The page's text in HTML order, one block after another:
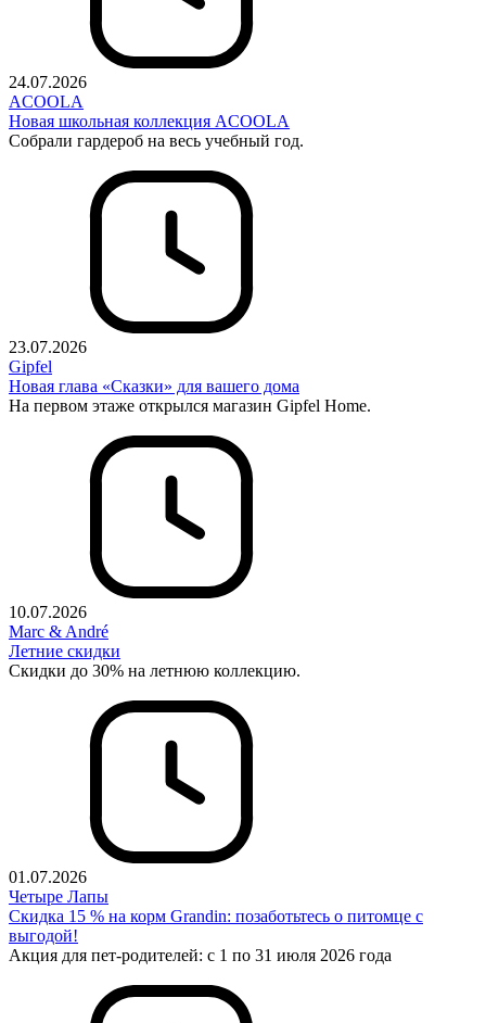
24.07.2026
ACOOLA
Новая школьная коллекция ACOOLA
Собрали гардероб на весь учебный год.
23.07.2026
Gipfel
Новая глава «Сказки» для вашего дома
На первом этаже открылся магазин Gipfel Home.
10.07.2026
Marc & André
Летние скидки
Скидки до 30% на летнюю коллекцию.
01.07.2026
Четыре Лапы
Скидка 15 % на корм Grandin: позаботьтесь о питомце с
выгодой!
Акция для пет-родителей: с 1 по 31 июля 2026 года